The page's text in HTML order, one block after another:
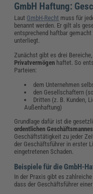
GmbH Haftung:
Laut GmbH-Recht muss für
benannt werden. Er gilt als
entsprechend haftbar
unterliegt.
Zunächst gibt es drei
Privatvermögen haftet. So
Parteien:
dem Unternehmen
den Gesellschaftern
Dritten (z. B. Kunden,
Außenhaftung)
Grundlage dafür ist die
ordentlichen Geschäftsmannes
Geschäftstätigkeit zu jeder
der Geschäftsführer in erster
eingetretenen Schaden.
Beispiele für die GmbH-
In der Praxis gibt es
dass der Geschäftsführer